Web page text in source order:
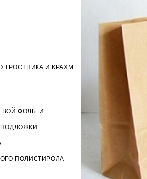
ТРОСТНИКА И КРАХМ
ФОЛЬГИ
ПОЛИСТИРОЛА